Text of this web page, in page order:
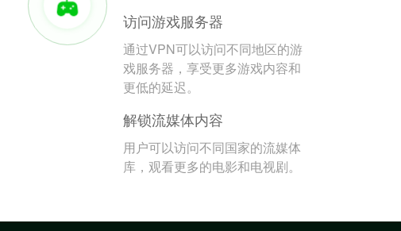
访问游戏服务器
通过VPN可以访问不同地区的游
戏服务器，享受更多游戏内容和
更低的延迟。
解锁流媒体内容
用户可以访问不同国家的流媒体
库，观看更多的电影和电视剧。